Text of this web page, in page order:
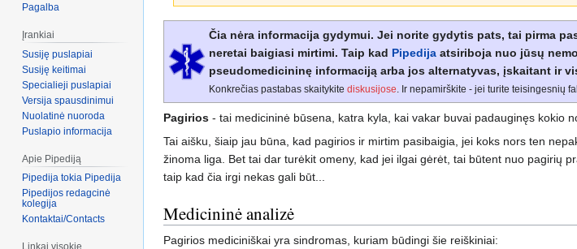
navigation
search
Čia nėra informacija gydymui. Jei norite gydytis pats, tai pirma
neretai baigiasi mirtimi. Taip kad Pipedija atsiriboja nuo jūsų
pseudomedicininę informaciją arba jos alternatyvas, įskaitant ir
Konkrečias pastabas skaitykite diskusijose . Ir nepamirškite - jei turite teisingesnių
Pagirios - tai medicininė būsena, katra kyla, kai vakar buvai padauginęs kokio
Tai aišku, šiaip jau būna, kad pagirios ir mirtim pasibaigia, jei koks nors ten
žinoma liga. Bet tai dar turėkit omeny, kad jei ilgai gėrėt, tai būtent nuo pagirių
taip kad čia irgi nekas gali būt...
Medicininė analizė
Pagirios mediciniškai yra sindromas, kuriam būdingi šie reiškiniai:
Pagalba
Įrankiai
Susiję puslapiai
Susiję keitimai
Specialieji puslapiai
Versija spausdinimui
Nuolatinė nuoroda
Puslapio informacija
Apie Pipediją
Pipedija tokia Pipedija
Pipedijos redagcinė
kolegija
Kontaktai/Contacts